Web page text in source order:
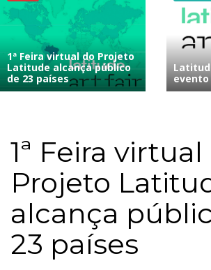
1ª Feira virtual do Projeto
Latitude alcança público
de 23 países
1ª Feira virtual
Projeto
alcança
23 países